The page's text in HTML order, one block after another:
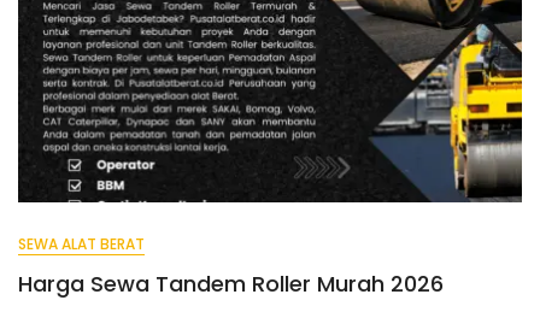
SEWA ALAT BERAT
Harga Sewa Tandem Roller Murah 2026